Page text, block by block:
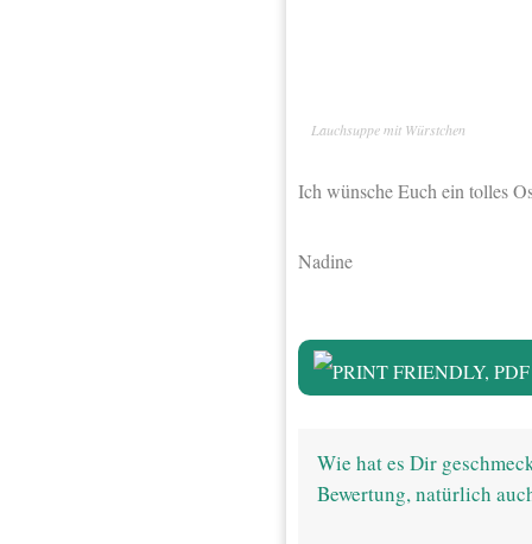
Lauchsuppe mit Würstchen
Ich wünsche Euch ein tolles
Nadine
Wie hat es Dir
Bewertung, natürlich